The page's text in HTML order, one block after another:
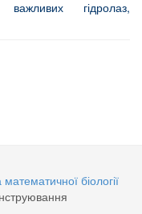
важливих гідролаз,
аспекти конструювання
міждисциплінарного
біології